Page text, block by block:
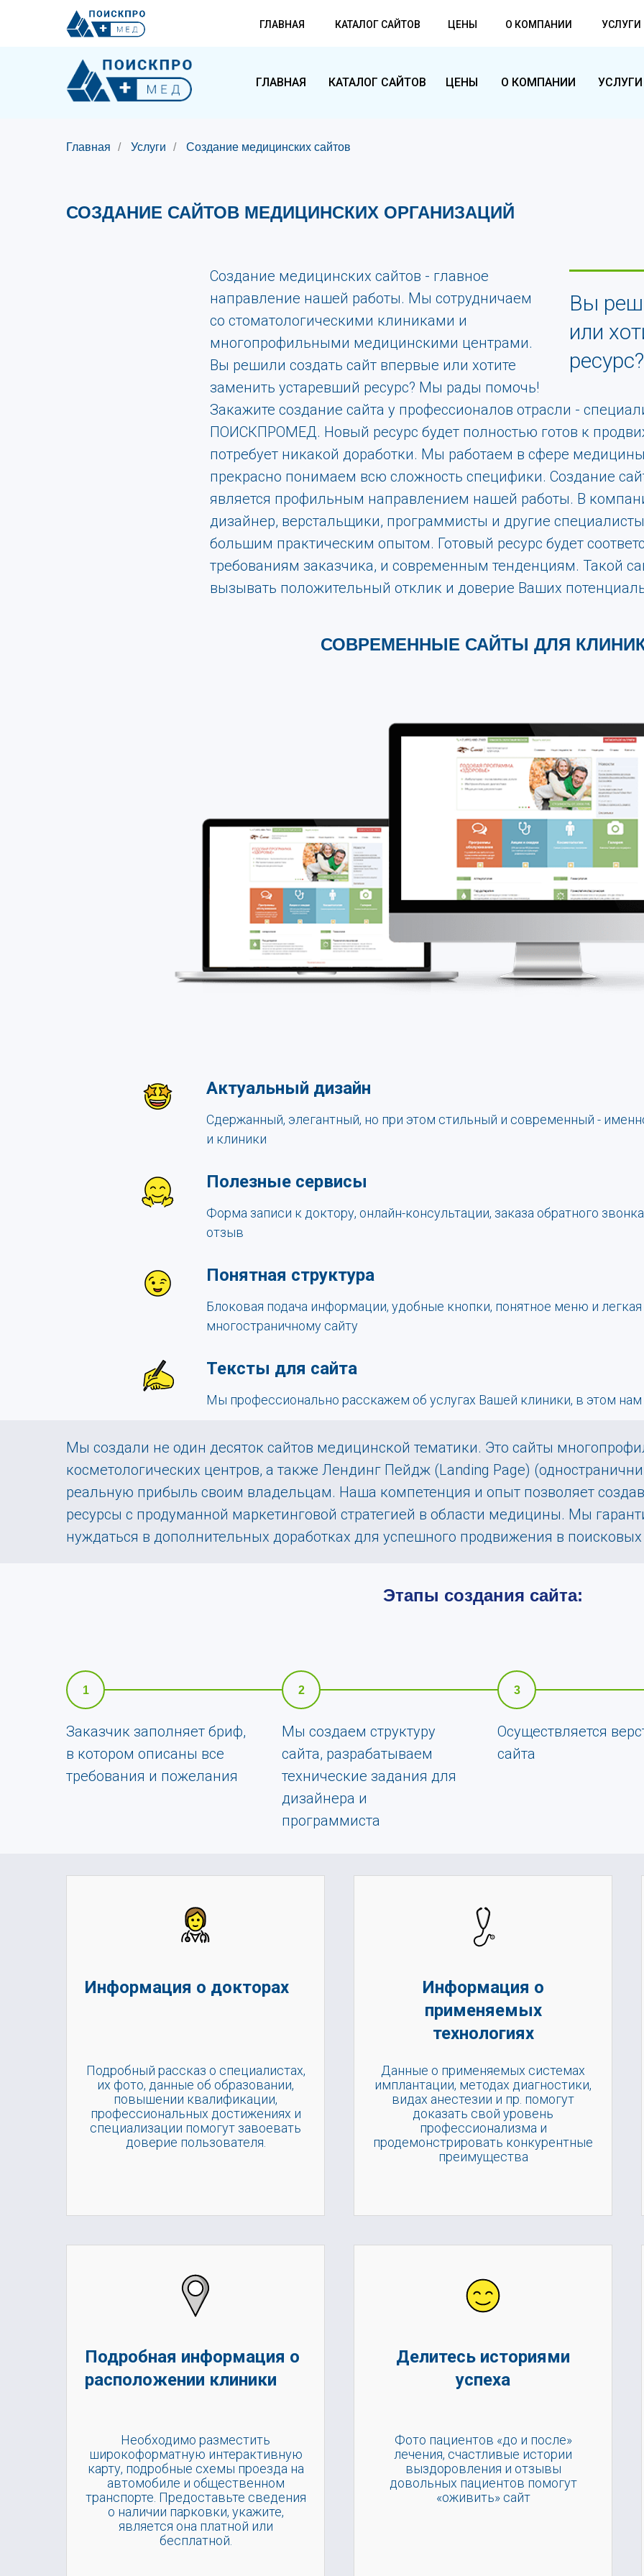
ГЛАВНАЯ КАТАЛОГ САЙТОВ ЦЕНЫ О КОМПАНИИ УСЛУГИ
ГЛАВНАЯ КАТАЛОГ САЙТОВ ЦЕНЫ О КОМПАНИИ УСЛУГИ
Главная / Услуги / Создание медицинских сайтов
СОЗДАНИЕ САЙТОВ МЕДИЦИНСКИХ ОРГАНИЗАЦИЙ
Вы
или
Создание медицинских сайтов - главное
направление нашей работы. Мы сотрудничаем
со стоматологическими клиниками и
многопрофильными медицинскими центрами.
Вы решили создать сайт впервые или хотите
заменить устаревший ресурс? Мы рады помочь!
Закажите создание сайта у профессионалов отрасли -
ПОИСКПРОМЕД. Новый ресурс будет полностью готов к
потребует никакой доработки. Мы работаем в сфере
прекрасно понимаем всю сложность специфики. Создание
является профильным направлением нашей работы. В
дизайнер, верстальщики, программисты и другие
большим практическим опытом. Готовый ресурс будет
требованиям заказчика, и современным тенденциям. Такой
вызывать положительный отклик и доверие Ваших
СОВРЕМЕННЫЕ САЙТЫ ДЛЯ
Актуальный дизайн
Сдержанный, элегантный, но при этом стильный и современный -
и клиники
Полезные сервисы
Форма записи к доктору, онлайн-консультации, заказа обратного
отзыв
Понятная структура
Блоковая подача информации, удобные кнопки, понятное меню и легкая
многостраничному сайту
Тексты для сайта
Мы профессионально расскажем об услугах Вашей клиники, в этом
Мы создали не один десяток сайтов медицинской тематики. Это сайты
косметологических центров, а также Лендинг Пейдж (Landing Page)
реальную прибыль своим владельцам. Наша компетенция и опыт позволяет
ресурсы с продуманной маркетинговой стратегией в области медицины. Мы
нуждаться в дополнительных доработках для успешного продвижения в поисковых
Этапы создания сайта:
1
Заказчик заполняет бриф,
в котором описаны все
требования и пожелания
2
Мы создаем структуру
сайта, разрабатываем
технические задания для
дизайнера и
программиста
3
Осуществляется
сайта
Информация о докторах
Подробный рассказ о специалистах,
их фото, данные об образовании,
повышении квалификации,
профессиональных достижениях и
специализации помогут завоевать
доверие пользователя.
Информация о
применяемых
технологиях
Данные о применяемых системах
имплантации, методах диагностики,
видах анестезии и пр. помогут
доказать свой уровень
профессионализма и
продемонстрировать конкурентные
преимущества
Подробная информация о
расположении клиники
Необходимо разместить
широкоформатную интерактивную
карту, подробные схемы проезда на
автомобиле и общественном
транспорте. Предоставьте сведения
о наличии парковки, укажите,
является она платной или
бесплатной.
Делитесь историями
успеха
Фото пациентов «до и после»
лечения, счастливые истории
выздоровления и отзывы
довольных пациентов помогут
«оживить» сайт